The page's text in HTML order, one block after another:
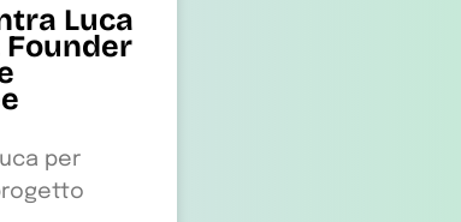
Luca
Founder
per